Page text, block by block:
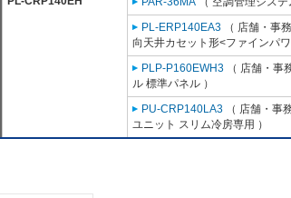
PL-ERP140EA3 （ 店舗・事
向天井カセット形<ファインパワ
PLP-P160EWH3 （ 店舗・事
ル 標準パネル ）
PU-CRP140LA3 （ 店舗・事
ユニット スリム冷房専用 ）